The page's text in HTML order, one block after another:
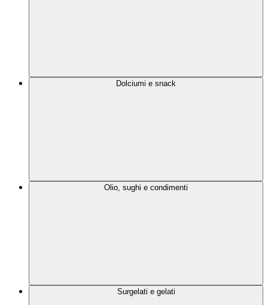
Dolciumi e snack
Olio, sughi e condimenti
Surgelati e gelati